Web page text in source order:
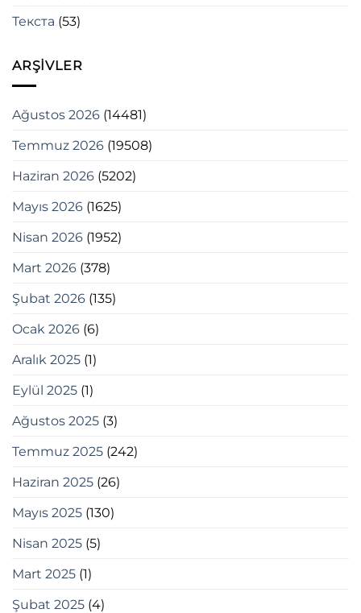
Текста (53)
ARŞIVLER
Ağustos 2026 (14481)
Temmuz 2026 (19508)
Haziran 2026 (5202)
Mayıs 2026 (1625)
Nisan 2026 (1952)
Mart 2026 (378)
Şubat 2026 (135)
Ocak 2026 (6)
Aralık 2025 (1)
Eylül 2025 (1)
Ağustos 2025 (3)
Temmuz 2025 (242)
Haziran 2025 (26)
Mayıs 2025 (130)
Nisan 2025 (5)
Mart 2025 (1)
Şubat 2025 (4)